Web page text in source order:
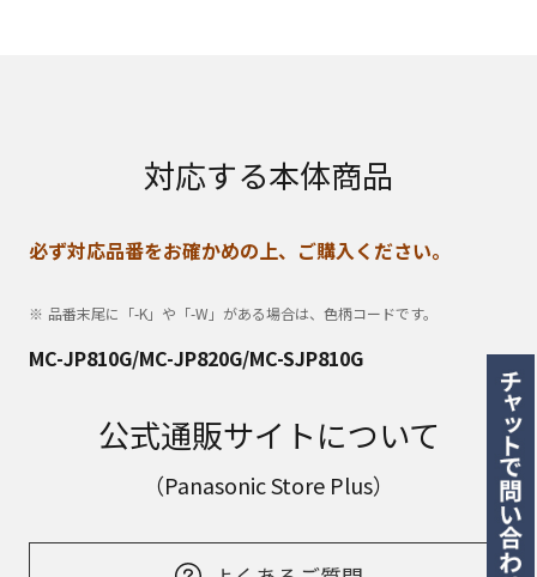
対応する本体商品
必ず対応品番をお確かめの上、ご購入ください。
品番末尾に「-K」や「-W」がある場合は、色柄コードです。
MC-JP810G/MC-JP820G/MC-SJP810G
公式通販サイトについて
（Panasonic Store Plus）